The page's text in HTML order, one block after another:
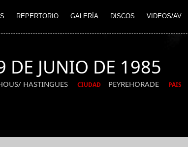
REPERTORIO GALERÍA DISCOS VIDEOS/AV
DE JUNIO DE 1985
HASTINGUES CIUDAD PEYREHORADE PAIS